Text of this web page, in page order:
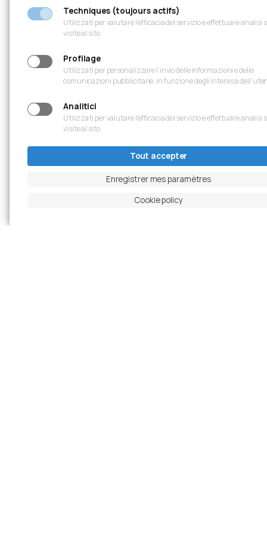
Techniques (toujours actifs)
Utilizzati per valutare l’efficacia del servizio e effettuare analisi
visite al sito
Profilage
Utilizzati per personalizzare l’invio delle informazioni e delle
comunicazioni pubblicitarie, in funzione degli interessi
Analitici
Utilizzati per valutare l’efficacia del servizio e effettuare analisi
visite al sito
Tout accepter
Enregistrer mes paramètres
Cookie policy